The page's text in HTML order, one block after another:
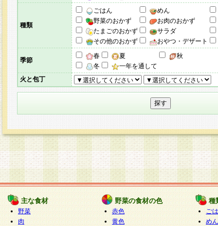
種類
ごはん
めん
野菜のおかず
お肉のおかず
たまごのおかず
サラダ
その他のおかず
おやつ・デザート
季節
春 夏
秋
冬
一年を通して
火と包丁
主な食材
野菜
肉
野菜の食材の色
赤色
黄色
種
ご
めん